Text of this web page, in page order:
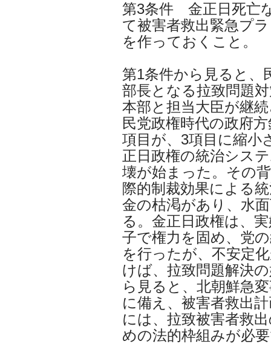
第3条件 金正日死亡
て被害者救出緊急プ
を作っておくこと。
第1条件から見ると、
部長となる拉致問題
本部と担当大臣が継
民党政権時代の政府
項目が、3項目に縮小
正日政権の統治シス
壊が始まった。その
際的制裁効果による
金の枯渇があり、水
る。金正日政権は、
子で権力を固め、党
を行ったが、不安定
けば、拉致問題解決
ら見ると、北朝鮮急
に備え、被害者救出
には、拉致被害者救
めの法的枠組みが必